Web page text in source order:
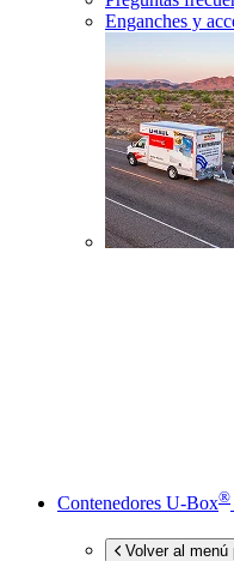
Enganches y
Contenedores U-Box®
Volver al menú